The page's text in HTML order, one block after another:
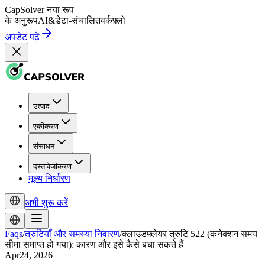
CapSolver नया रूप
के अनुरूपAI&डेटा-संचालितवर्कफ़्लो
अपडेट पढ़ें
उत्पाद
एकीकरण
संसाधन
दस्तावेजीकरण
मूल्य निर्धारण
अभी शुरू करें
Faqs/त्रुटियाँ और समस्या निवारण/क्लाउडफ़्लेयर त्रुटि 522 (कनेक्शन समय
सीमा समाप्त हो गया): कारण और इसे कैसे बचा सकते हैं
Apr24, 2026